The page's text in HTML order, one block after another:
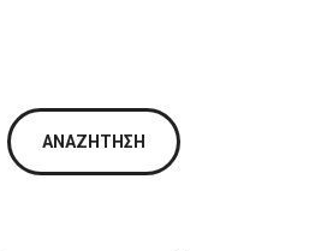
ΑΝΑΖΉΤΗΣΗ